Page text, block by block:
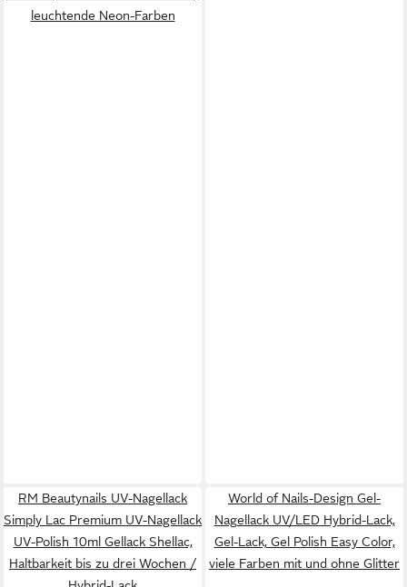
leuchtende Neon-Farben
RM Beautynails UV-Nagellack
Simply Lac Premium UV-Nagellack
UV-Polish 10ml Gellack Shellac,
Haltbarkeit bis zu drei Wochen /
World of Nails-Design Gel-
Nagellack UV/LED Hybrid-Lack,
Gel-Lack, Gel Polish Easy Color,
viele Farben mit und ohne Glitter